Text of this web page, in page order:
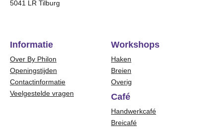
5041 LR Tilburg
Informatie
Over By Philon
Openingstijden
Contactinformatie
Veelgestelde vragen
Workshops
Haken
Breien
Overig
Café
Handwerkcafé
Breicafé